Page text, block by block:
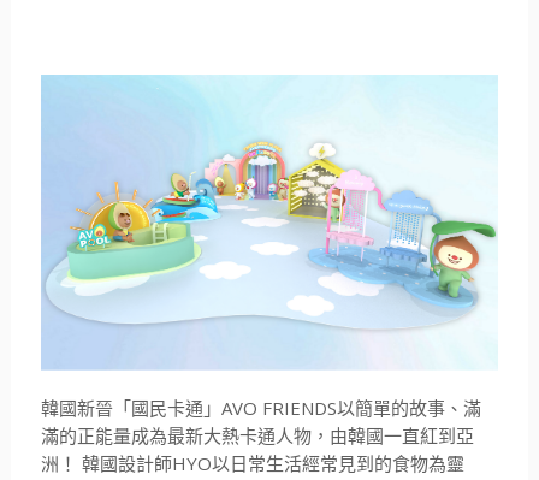
韓國新晉「國民卡通」 AVO FRIENDS以簡單的故事、滿
滿的正能量成為最新大熱卡通人物，由韓國一直紅到亞
洲！
韓國設計師HYO以日常生活經常見到的食物為靈